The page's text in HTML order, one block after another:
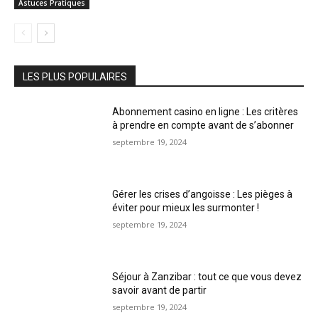
Astuces Pratiques
LES PLUS POPULAIRES
Abonnement casino en ligne : Les critères
à prendre en compte avant de s’abonner
septembre 19, 2024
Gérer les crises d’angoisse : Les pièges à
éviter pour mieux les surmonter !
septembre 19, 2024
Séjour à Zanzibar : tout ce que vous devez
savoir avant de partir
septembre 19, 2024